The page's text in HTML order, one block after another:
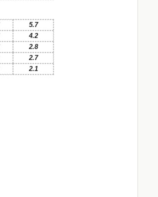
5.7
4.2
2.8
2.7
2.1